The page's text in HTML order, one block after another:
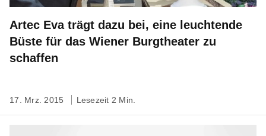
Artec Eva trägt dazu bei, eine leuchtende
Büste für das Wiener Burgtheater zu
schaffen
17. Mrz. 2015 Lesezeit 2 Min.